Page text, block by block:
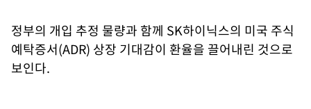
정부의 개입 추정 물량과 함께 SK하이닉스의 미국 주식
예탁증서(ADR) 상장 기대감이 환율을 끌어내린 것으로
보인다.